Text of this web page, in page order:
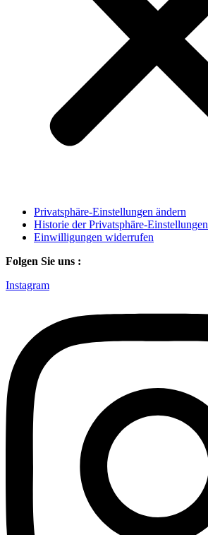
Privatsphäre-Einstellungen ändern
Historie der Privatsphäre-Einstellungen
Einwilligungen widerrufen
Folgen Sie uns :
Instagram